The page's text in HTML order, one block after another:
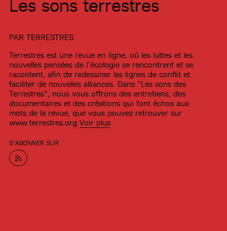
Les sons terrestres
PARTERRESTRES
Terrestres est une revue en ligne, où les luttes et les
nouvelles pensées de l’écologie se rencontrent et se
racontent, afin de redessiner les lignes de conflit et
faciliter de nouvelles alliances. Dans "Les sons des
Terrestres", nous vous offrons des entretiens, des
documentaires et des créations qui font échos aux
mots de la revue, que vous pouvez retrouver sur
www.terrestres.orgVoir plus
S’ABONNER SUR